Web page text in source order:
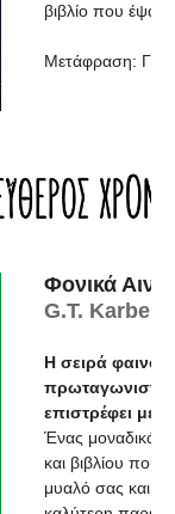
βιβλίο που
Mετάφραση:
Φονικά
G.T. Karber
H σειρά
πρωταγωνιστή
επιστρέφει με
Ένας μοναδικός
και βιβλίου που
μυαλό σας και